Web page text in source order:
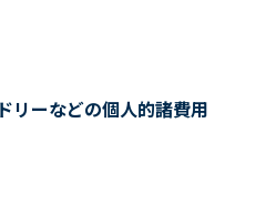
リーなどの個人的諸費用